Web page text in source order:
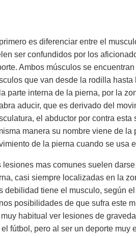
es diferenciar entre el
ser confundidos por los
Ambos músculos se
que van desde la rodilla
parte interna de la pierna, por la
aducir, que es derivado del
el abductor por contra
manera su nombre viene de
de la pierna cuando se usa
lesiones mas comunes suelen
casi siempre localizadas en la
debilidad tiene el musculo, según
posibilidades de que sufra este
habitual ver lesiones de
fútbol, pero al ser un deporte